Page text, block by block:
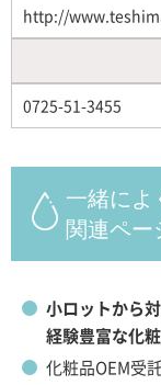
http://
0725-51-3455
一緒によ
関連ペー
小ロットから対
経験豊富な化
化粧品OEM受